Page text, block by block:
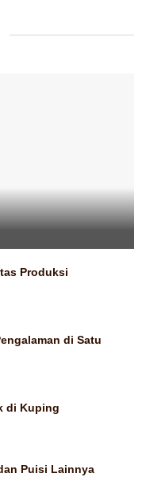
Produksi
di Satu
di Kuping
Puisi Lainnya